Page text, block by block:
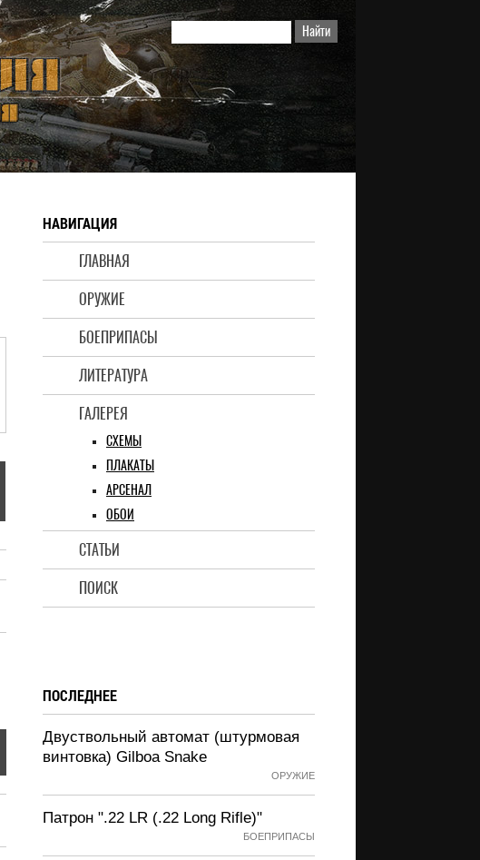
НАВИГАЦИЯ
ГЛАВНАЯ
ОРУЖИЕ
БОЕПРИПАСЫ
ЛИТЕРАТУРА
ГАЛЕРЕЯ
СХЕМЫ
ПЛАКАТЫ
АРСЕНАЛ
ОБОИ
СТАТЬИ
ПОИСК
ПОСЛЕДНЕЕ
Двуствольный автомат (штурмовая
винтовка) Gilboa Snake
ОРУЖИЕ
Патрон ".22 LR (.22 Long Rifle)"
БОЕПРИПАСЫ